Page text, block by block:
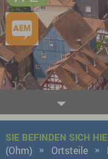
SIE BEFINDEN SICH
(Ohm)
Ortsteile